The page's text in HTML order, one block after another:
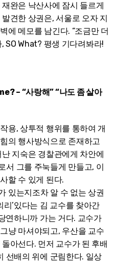
완은 낙산사에 잠시 들르게
견한 상권은, 서울로 오자 지
에 메모를 남긴다. “조금만 더
SO What? 평생 기다려봐라!
– “사랑해” “나도 좀 살아
용, 상투적 행위를 통하여 개
의 행사방식으로 존재하고
지숙은 경찰관에게 차안에
서 그를 주눅들게 만들고, 이
할 수 있게 된다.
있는지조차 알 수 없는 상권
리’있다는 김 교수를 찾아간
연하니까 가는 거다. 교수가
냥 마셔야되고, 우산을 교수
아선다. 먼저 교수가 된 후배
선배의 위에 군림한다. 일상